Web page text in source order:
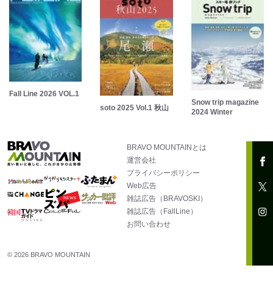
Fall Line 2026 VOL.1
soto 2025 Vol.1 秋山
Snow trip magazine
2024 Winter
BRAVO MOUNTAINとは
運営会社
プライバシーポリシー
Web広告
雑誌広告（BRAVOSKI）
雑誌広告（FallLine）
お問い合わせ
© 2026 BRAVO MOUNTAIN